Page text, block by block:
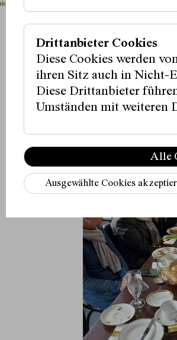
Drittanbieter Cookies
Diese Cookies werden
ihren Sitz auch in Nicht-
Diese Drittanbieter
Umständen mit weiteren
Alle
Ausgewählte Cookies